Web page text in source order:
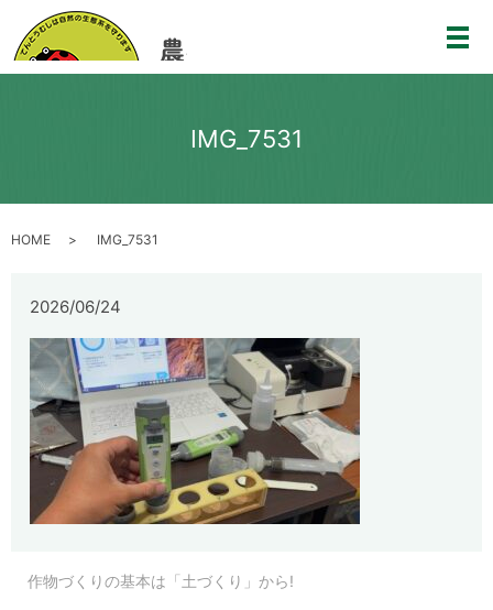
メ
IMG_7531
HOME IMG_7531
2026/06/24
作物づくりの基本は「土づくり」から!